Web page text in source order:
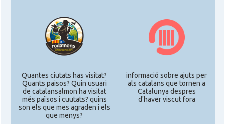
Quantes ciutats has visitat?
Quants paisos? Quin usuari
de catalansalmon ha visitat
més països i cuutats? quins
son els que mes agraden i els
que menys?
informació sobre ajuts per
als catalans que tornen a
Catalunya despres
d'haver viscut fora